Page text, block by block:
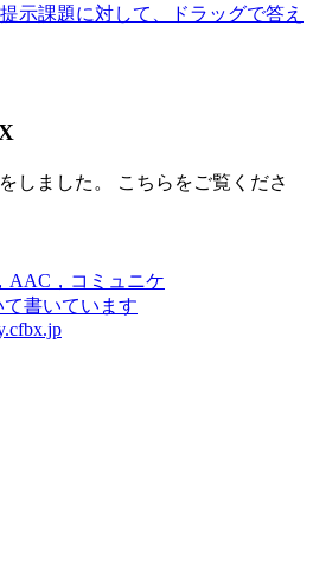
示課題に対して、ドラッグで答え
しました。 こちらをご覧くださ
AAC，コミュニケ
書いています